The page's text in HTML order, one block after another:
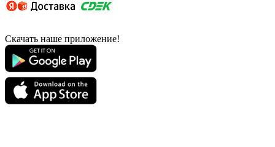
Скачать наше приложение!